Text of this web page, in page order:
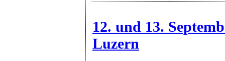
12. und 13.
Luzern